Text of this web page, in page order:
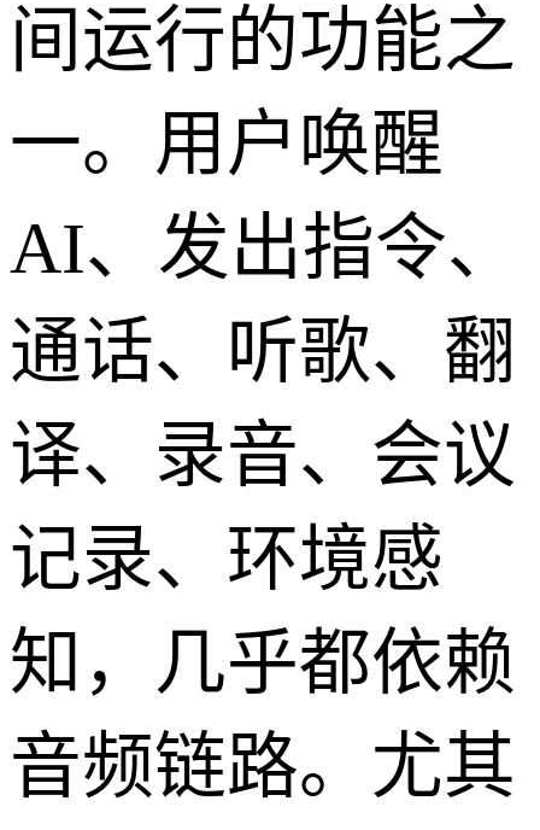
间运行的功能之
一。用户唤醒
AI、发出指令、
通话、听歌、翻
译、录音、会议
记录、环境感
知，几乎都依赖
音频链路。尤其